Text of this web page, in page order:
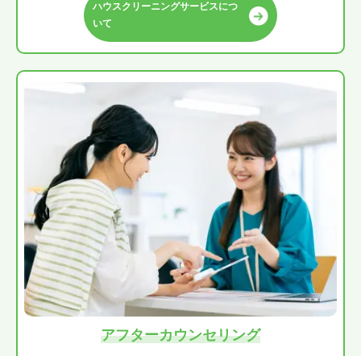
ハウスクリーニングサービスにつ
いて
アフターカウンセリング